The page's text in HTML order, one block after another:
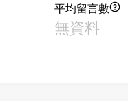
平均留言數
無資料